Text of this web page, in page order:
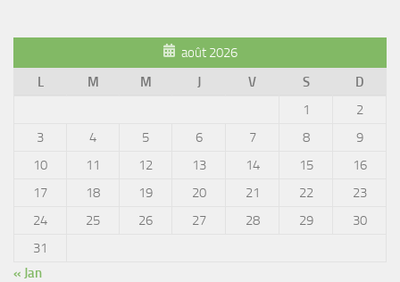
août 2026
L
M M J V S
D
1
2
3
4 5 6 7 8
9
10
11 12 13 14 15
16
17
18 19 20 21 22
23
24
25 26 27 28 29
30
31
« Jan